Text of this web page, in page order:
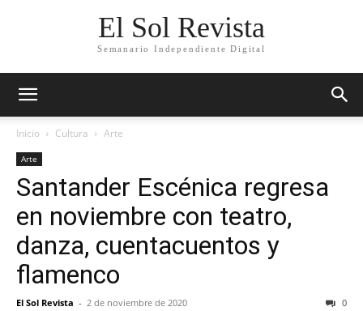
El Sol Revista
Semanario Independiente Digital
Inicio Cultura Arte
Arte
Santander Escénica regresa
en noviembre con teatro,
danza, cuentacuentos y
flamenco
El Sol Revista - 2 de noviembre de 2020 0